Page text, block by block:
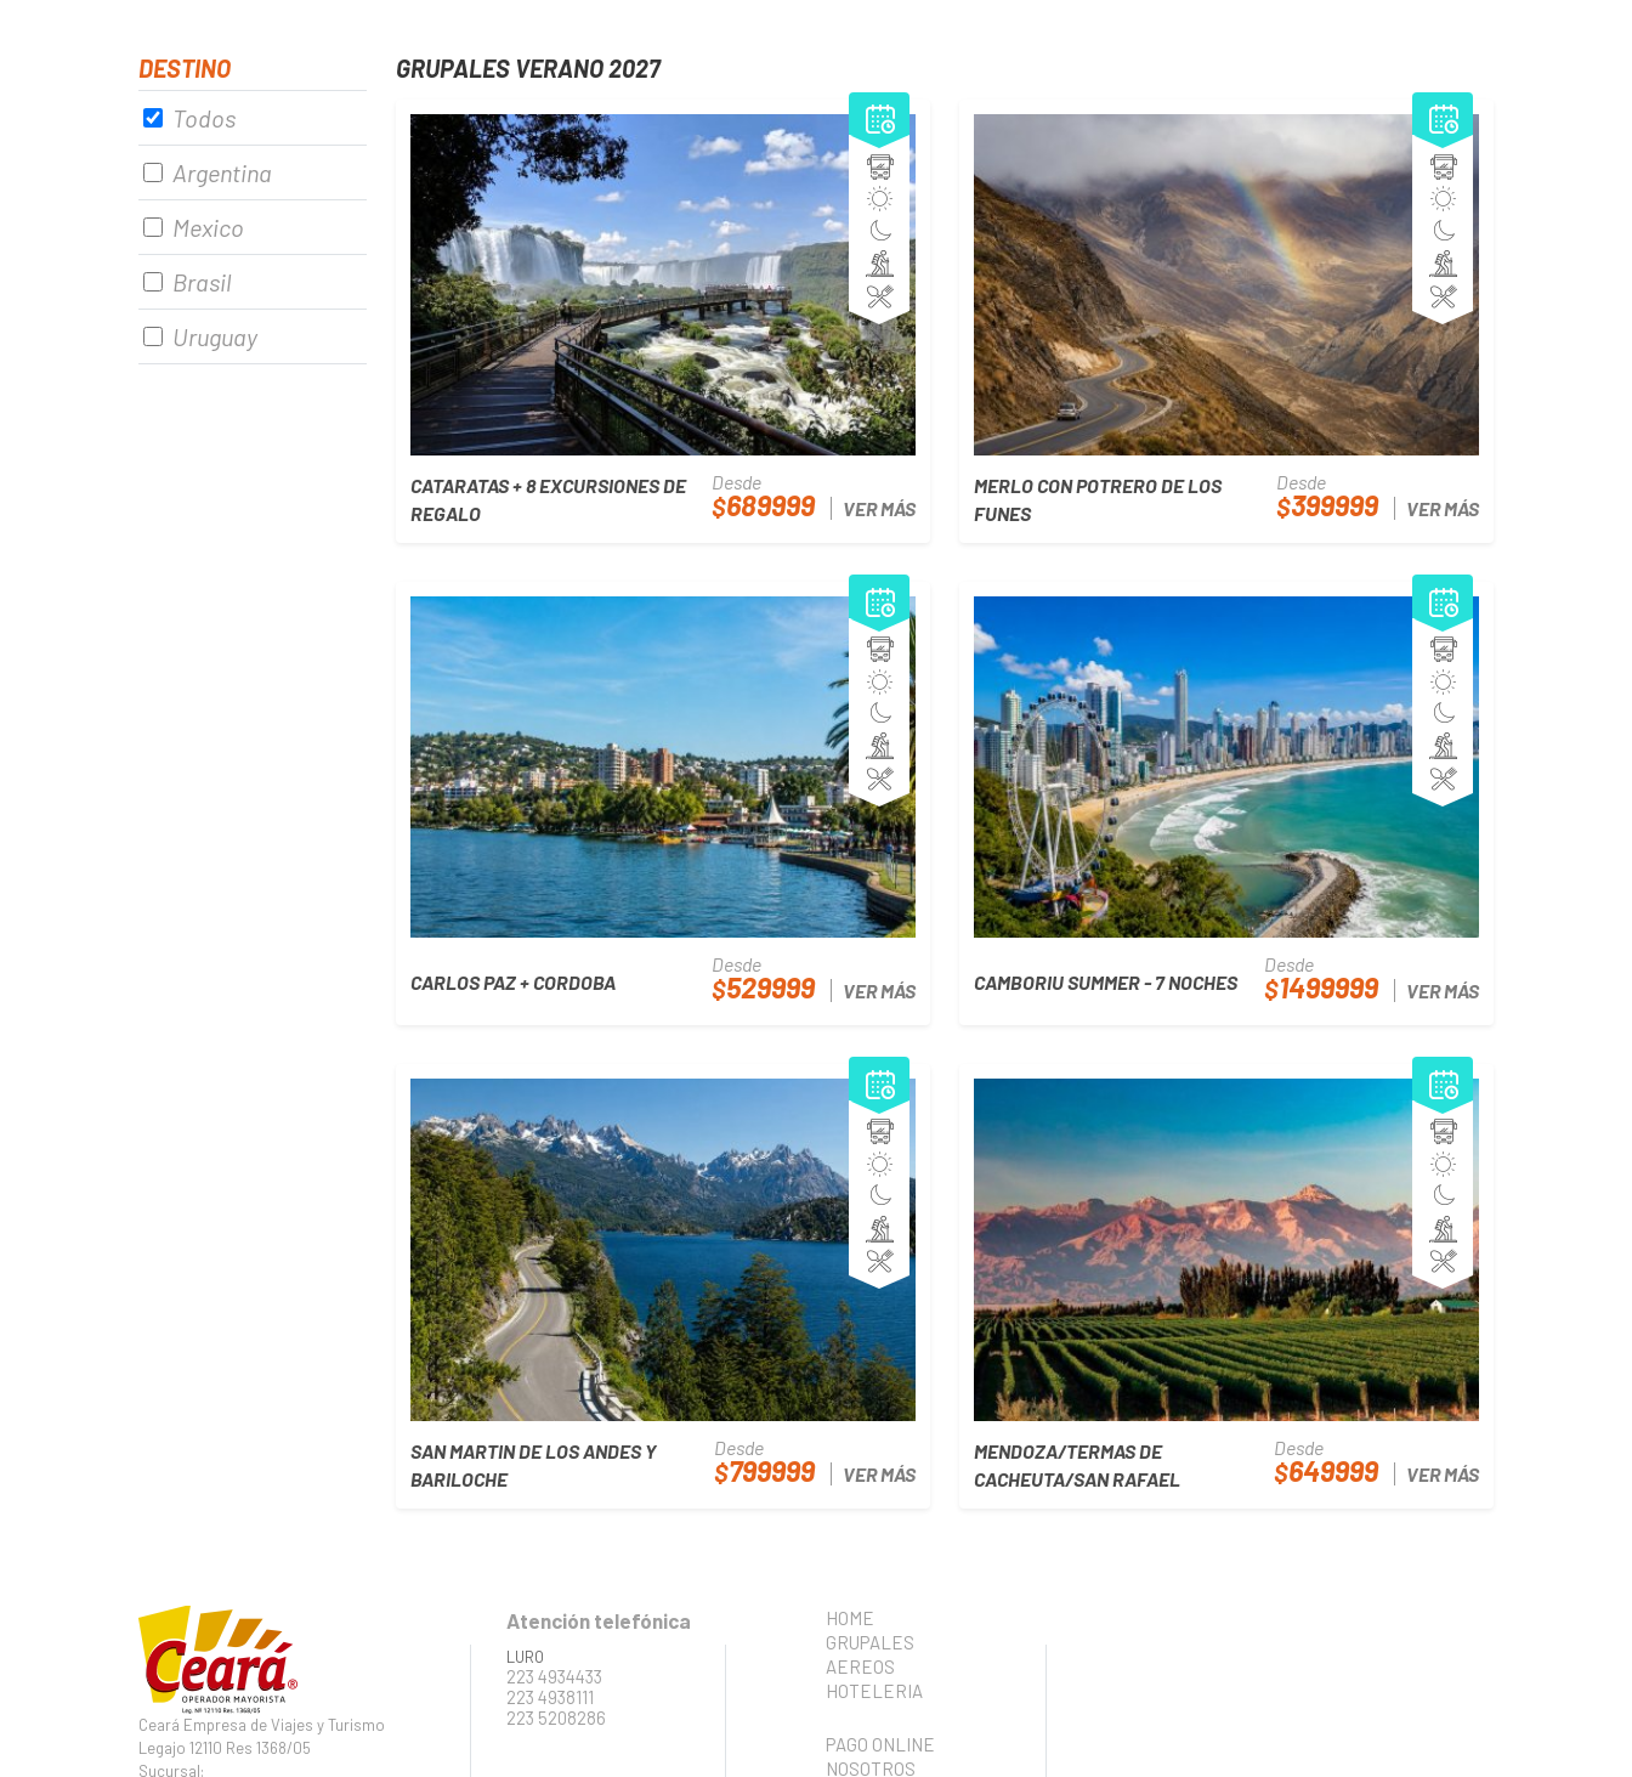
DESTINO
Todos
Argentina
Mexico
Brasil
Uruguay
GRUPALES VERANO 2027
CATARATAS + 8 EXCURSIONES DE
REGALO
Desde
$689999 VER MÁS
MERLO CON POTRERO DE LOS
FUNES
Desde
$399999 VER MÁS
CARLOS PAZ + CORDOBA
Desde
$529999 VER MÁS CAMBORIU SUMMER - 7 NOCHES
Desde
$1499999 VER MÁS
SAN MARTIN DE LOS ANDES Y
BARILOCHE
Desde
$799999 VER MÁS
MENDOZA/TERMAS DE
CACHEUTA/SAN RAFAEL
Desde
$649999 VER MÁS
Ceará Empresa de Viajes y Turismo
Legajo 12110 Res 1368/05
Sucursal:
Atención telefónica
LURO
223 4934433
223 4938111
223 5208286
HOME
GRUPALES
AEREOS
HOTELERIA
PAGO ONLINE
NOSOTROS